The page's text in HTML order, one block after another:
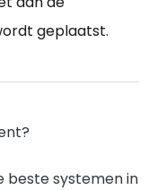
geplaatst.
beste systemen in